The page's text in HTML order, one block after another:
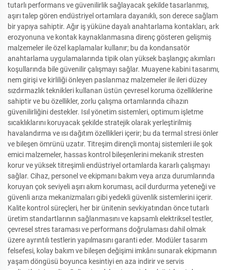
tutarlı performans ve güvenilirlik sağlayacak şekilde tasarlanmış,
aşırı talep gören endüstriyel ortamlara dayanıklı, son derece sağlam
bir yapıya sahiptir. Ağır iş yüküne dayalı anahtarlama kontakları, ark
erozyonuna ve kontak kaynaklanmasına direnç gösteren gelişmiş
malzemeler ile özel kaplamalar kullanır; bu da kondansatör
anahtarlama uygulamalarında tipik olan yüksek başlangıç akımları
koşullarında bile güvenilir çalışmayı sağlar. Muayene kabini tasarımı,
nem girişi ve kirliliği önleyen paslanmaz malzemeler ile ileri düzey
sızdırmazlık teknikleri kullanan üstün çevresel koruma özelliklerine
sahiptir ve bu özellikler, zorlu çalışma ortamlarında cihazın
güvenilirliğini destekler. Isıl yönetim sistemleri, optimum işletme
sıcaklıklarını koruyacak şekilde stratejik olarak yerleştirilmiş
havalandırma ve ısı dağıtım özellikleri içerir; bu da termal stresi önler
ve bileşen ömrünü uzatır. Titreşim dirençli montaj sistemleri ile şok
emici malzemeler, hassas kontrol bileşenlerini mekanik stresten
korur ve yüksek titreşimli endüstriyel ortamlarda kararlı çalışmayı
sağlar. Cihaz, personel ve ekipmanı bakım veya arıza durumlarında
koruyan çok seviyeli aşırı akım koruması, acil durdurma yeteneği ve
güvenli arıza mekanizmaları gibi yedekli güvenlik sistemlerini içerir.
Kalite kontrol süreçleri, her bir ünitenin sevkiyatından önce tutarlı
üretim standartlarının sağlanmasını ve kapsamlı elektriksel testler,
çevresel stres taraması ve performans doğrulaması dahil olmak
üzere ayrıntılı testlerin yapılmasını garanti eder. Modüler tasarım
felsefesi, kolay bakım ve bileşen değişimi imkânı sunarak ekipmanın
yaşam döngüsü boyunca kesintiyi en aza indirir ve servis